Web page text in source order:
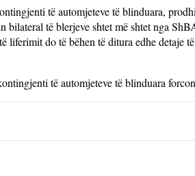
të automjeteve të blinduara,
bilateral të blerjeve shtet më shtet nga
liferimit do të bëhen të ditura edhe detaje
të automjeteve të blinduara